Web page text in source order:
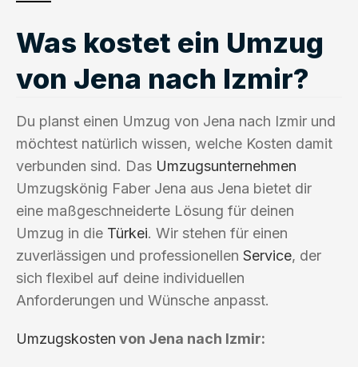
Was kostet ein Umzug
von Jena nach Izmir?
Du planst einen Umzug von Jena nach Izmir und
möchtest natürlich wissen, welche Kosten damit
verbunden sind. Das Umzugsunternehmen
Umzugskönig Faber Jena aus Jena bietet dir
eine maßgeschneiderte Lösung für deinen
Umzug in die Türkei. Wir stehen für einen
zuverlässigen und professionellen Service, der
sich flexibel auf deine individuellen
Anforderungen und Wünsche anpasst.
Umzugskosten von Jena nach Izmir: